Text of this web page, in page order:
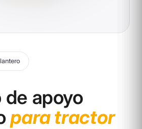
apoyo
para tractor